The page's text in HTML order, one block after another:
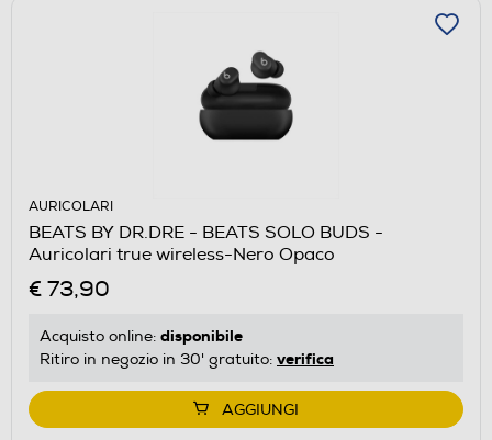
AURICOLARI
BEATS BY DR.DRE - BEATS SOLO BUDS -
Auricolari true wireless-Nero Opaco
€ 73,90
Acquisto online: disponibile
Ritiro in negozio in 30' gratuito: verifica
AGGIUNGI